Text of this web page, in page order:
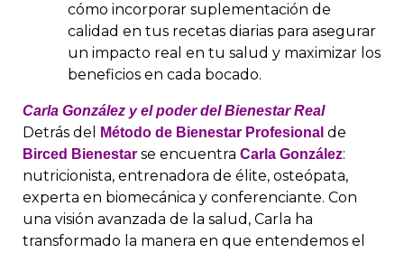
cómo incorporar suplementación de
calidad en tus recetas diarias para asegurar
un impacto real en tu salud y maximizar los
beneficios en cada bocado.
Carla González y el poder del Bienestar Real
Detrás del Método de Bienestar Profesional de
Birced Bienestar se encuentra Carla González:
nutricionista, entrenadora de élite, osteópata,
experta en biomecánica y conferenciante. Con
una visión avanzada de la salud, Carla ha
transformado la manera en que entendemos el